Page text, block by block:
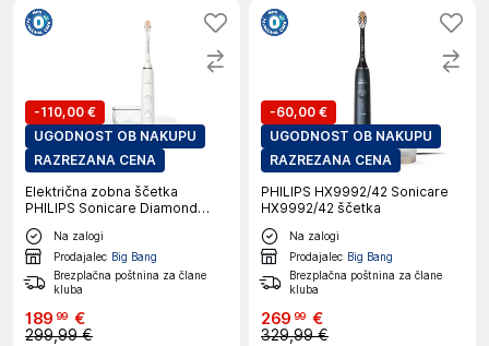
-110,00 €
UGODNOST OB NAKUPU
RAZREZANA CENA
Električna zobna ščetka
PHILIPS Sonicare Diamond
Clean HX9911/19
Na zalogi
Prodajalec Big Bang
Brezplačna poštnina za člane
kluba
189 99 €
299,99 €
-60,00 €
UGODNOST OB NAKUPU
RAZREZANA CENA
PHILIPS HX9992/42 Sonicare
HX9992/42 ščetka
Na zalogi
Prodajalec Big Bang
Brezplačna poštnina za člane
kluba
269 99 €
329,99 €